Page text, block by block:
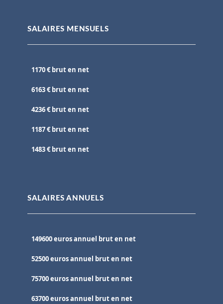
SALAIRES MENSUELS
1170 € brut en net
6163 € brut en net
4236 € brut en net
1187 € brut en net
1483 € brut en net
SALAIRES ANNUELS
149600 euros annuel brut en net
52500 euros annuel brut en net
75700 euros annuel brut en net
63700 euros annuel brut en net